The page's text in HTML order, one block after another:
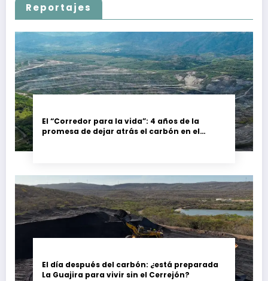
Reportajes
El “Corredor para la vida”: 4 años de la
promesa de dejar atrás el carbón en el
El día después del carbón: ¿está preparada
La Guajira para vivir sin el Cerrejón?